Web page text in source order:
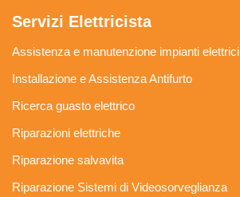
Servizi Elettricista
Assistenza e manutenzione impianti elettrici
Installazione e Assistenza Antifurto
Ricerca guasto elettrico
Riparazioni elettriche
Riparazione salvavita
Riparazione Sistemi di Videosorveglianza